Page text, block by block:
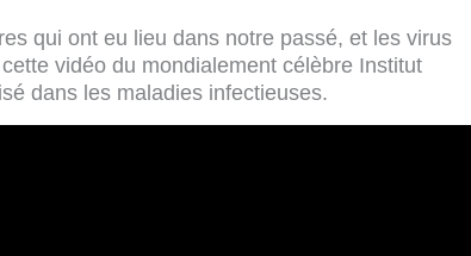
qui ont eu lieu dans notre passé, et les virus
vidéo du mondialement célèbre Institut
dans les maladies infectieuses.